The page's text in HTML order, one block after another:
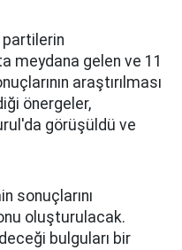
partilerin
meydana gelen ve 11
araştırılması
önergeler,
görüşüldü ve
sonuçlarını
oluşturulacak.
bulguları bir